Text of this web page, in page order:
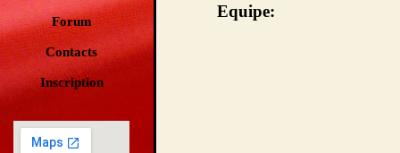
Forum
Contacts
Inscription
Equipe: